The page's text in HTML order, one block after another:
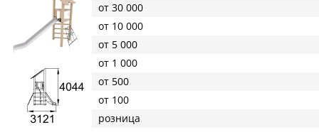
от 30 000
от 10 000
от 5 000
от 1 000
от 500
от 100
розница